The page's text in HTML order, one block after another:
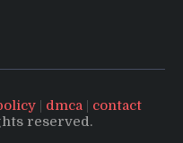
| dmca| contact
reserved.